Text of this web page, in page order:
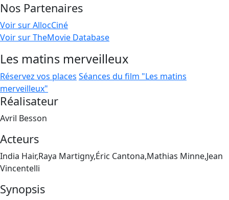
Nos Partenaires
Voir sur AllocCiné
Voir sur TheMovie Database
Les matins merveilleux
Réservez vos places Séances du film "Les matins
merveilleux"
Réalisateur
Avril Besson
Acteurs
India Hair,Raya Martigny,Éric Cantona,Mathias Minne,Jean
Vincentelli
Synopsis